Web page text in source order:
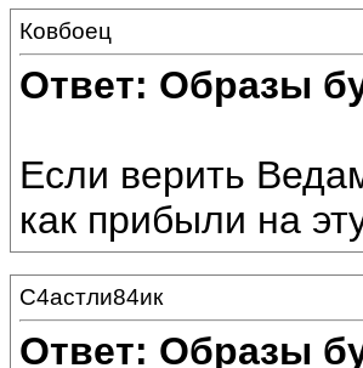
Ковбоец
Ответ: Образы
Если верить
как прибыли на
С4астли84ик
Ответ: Образы